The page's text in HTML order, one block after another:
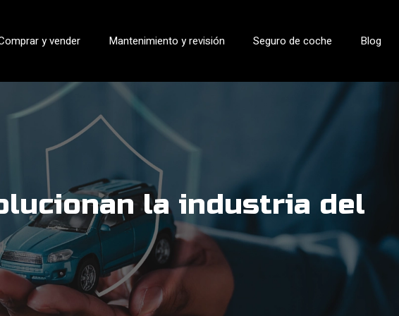
y vender Mantenimiento y revisión Seguro de coche Blog
la industria del